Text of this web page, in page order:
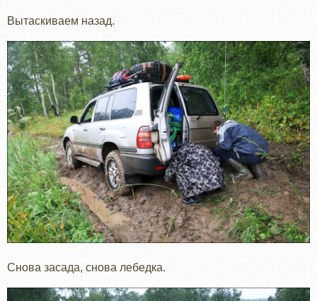
Вытаскиваем назад.
Снова засада, снова лебедка.